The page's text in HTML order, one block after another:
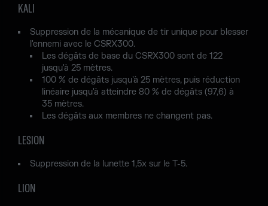
KALI
Suppression de la mécanique de tir unique pour blesser
l'ennemi avec le CSRX300.
Les dégâts de base du CSRX300 sont de 122
jusqu'à 25 mètres.
100 % de dégâts jusqu'à 25 mètres, puis réduction
linéaire jusqu'à atteindre 80 % de dégâts (97,6) à
35 mètres.
Les dégâts aux membres ne changent pas.
LESION
Suppression de la lunette 1,5x sur le T-5.
LION